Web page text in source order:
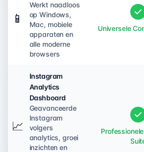
📱
Werkt naadloos
op Windows,
Mac, mobiele
apparaten en
alle moderne
browsers
Universele
📈
Instagram
Analytics
Dashboard
Geavanceerde
Instagram
volgers
analytics, groei
inzichten en